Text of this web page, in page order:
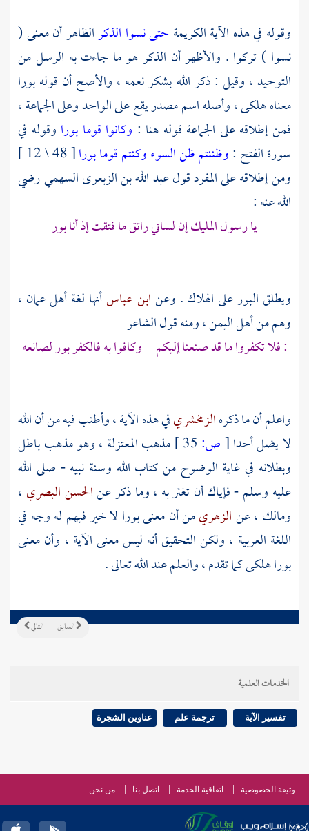
وقوله في هذه الآية الكريمة حتى نسوا الذكرالظاهر أن معنى (
نسوا ) تركوا . والأظهر أن الذكر هو ما جاءت به الرسل من
التوحيد ، وقيل : ذكر الله بشكر نعمه ، والأصح أن قوله بورا
معناه هلكى ، وأصله اسم مصدر يقع على الواحد وعلى الجماعة ،
فمن إطلاقه على الجماعة قوله هنا : وكانوا قوما بورا وقوله في
سورة الفتح :وظننتم ظن السوء وكنتم قوما بورا
[ 48 \ 12 ]
ومن إطلاقه على المفرد قولعبد الله بن الزبعرى السهميرضي
الله عنه :
يا رسول المليك إن لساني راتق ما فتقت إذ أنا بور
ويطلق البور على الهلاك . وعنابن عباسأنها لغةأهل عمان ،
وهم منأهل اليمن، ومنه قول الشاعر
: فلا تكفروا ما قد صنعنا إليكم وكافوا به فالكفر بور لصانعه
واعلم أن ما ذكرهالزمخشريفي هذه الآية ، وأطنب فيه من أن الله
لا يضل أحدا[ص: مذهبالمعتزلة ، وهو مذهب باطل
وبطلانه في غاية الوضوح من كتاب الله وسنة نبيه - صلى الله
عليه وسلم - فإياك أن تغتر به ، وما ذكر عنالحسن البصري ،
ومالك ، عنالزهريمن أن معنى بورا لا خير فيهم له وجه في
اللغة العربية ، ولكن التحقيق أنه ليس معنى الآية ، وأن معنى
بورا هلكى كما تقدم ، والعلم عند الله تعالى .
التالي السابق
الخدمات العلمية
تفسير الآية ترجمة علم عناوين الشجرة
وثيقة الخصوصية اتفاقية الخدمة اتصل بنا من نحن